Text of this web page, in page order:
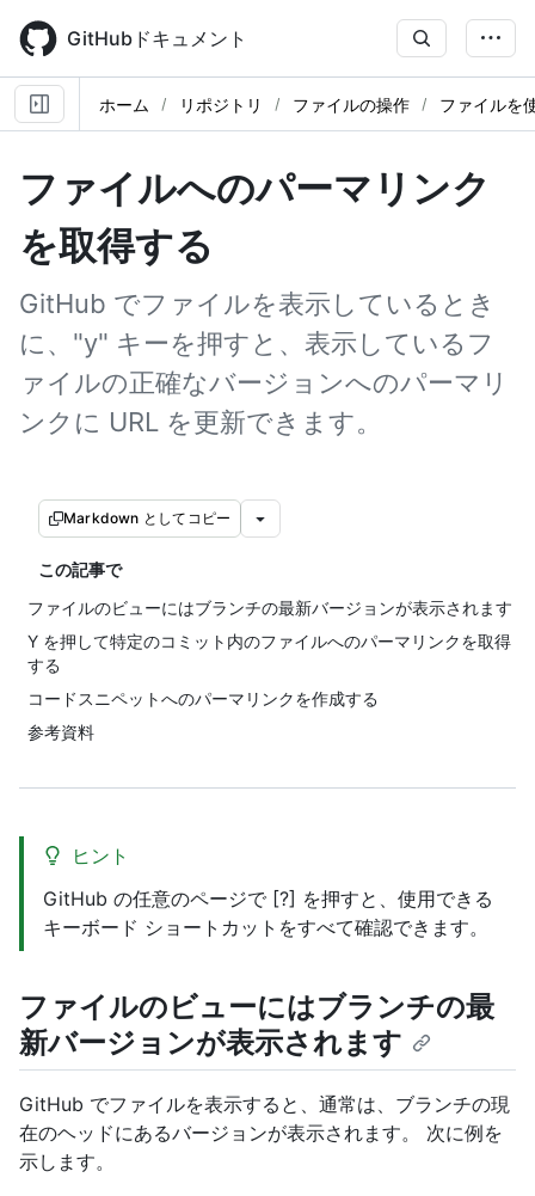
main
content
GitHubドキュメント
ホーム リポジトリ ファイルの操作 ファイルを
ファイルへのパーマリンク
を取得する
GitHub でファイルを表示しているとき
に、"y" キーを押すと、表示しているフ
ァイルの正確なバージョンへのパーマリ
ンクに URL を更新できます。
Markdown としてコピー
この記事で
ファイルのビューにはブランチの最新バージョンが表示されます
Y を押して特定のコミット内のファイルへのパーマリンクを取得
する
コードスニペットへのパーマリンクを作成する
参考資料
ヒント
GitHub の任意のページで [?] を押すと、使用できる
キーボード ショートカットをすべて確認できます。
ファイルのビューにはブランチの最
新バージョンが表示されます
GitHub でファイルを表示すると、通常は、ブランチの現
在のヘッドにあるバージョンが表示されます。 次に例を
示します。